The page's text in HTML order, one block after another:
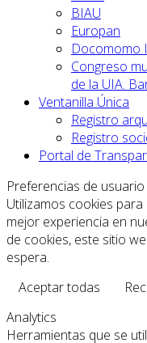
BIAU
Europan
Docomomo
Congreso
de la UIA.
Ventanilla Única
Registro
Registro
Portal de
Preferencias de
Utilizamos cookies
mejor experiencia en
de cookies, este sitio
espera.
Aceptar todas
Analytics
Herramientas que se